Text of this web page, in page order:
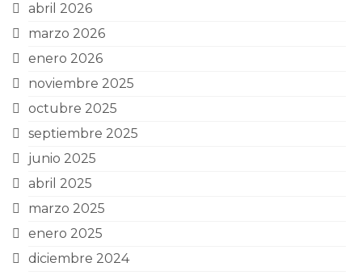
abril 2026
marzo 2026
enero 2026
noviembre 2025
octubre 2025
septiembre 2025
junio 2025
abril 2025
marzo 2025
enero 2025
diciembre 2024